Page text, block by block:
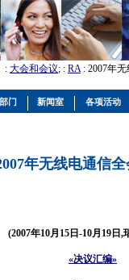
: 大会和会议; : RA: 2007年
年无线电通信
(2007年10月15日-10月19日,
«决议汇编»
门 新闻室 各项活动